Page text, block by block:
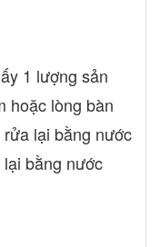
1 lượng sản
hoặc lòng bàn
lại bằng nước
bằng nước